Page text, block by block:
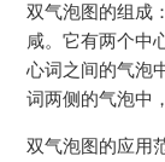
双气泡图的组成
咸。它有两个中
心词之间的气泡
词两侧的气泡中
双气泡图的应用